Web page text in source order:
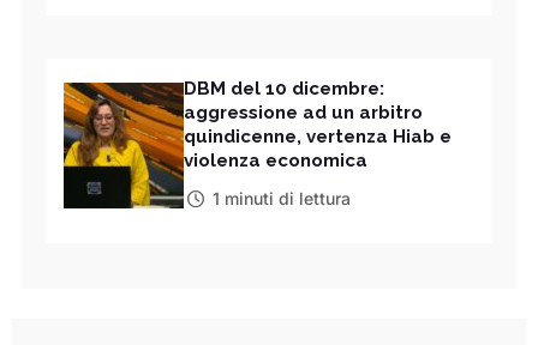
DBM del 10 dicembre:
aggressione ad un arbitro
quindicenne, vertenza Hiab e
violenza economica
1 minuti di lettura